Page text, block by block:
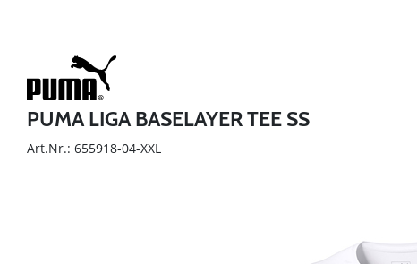
PUMA LIGA BASELAYER TEE SS
Art.Nr.: 655918-04-XXL